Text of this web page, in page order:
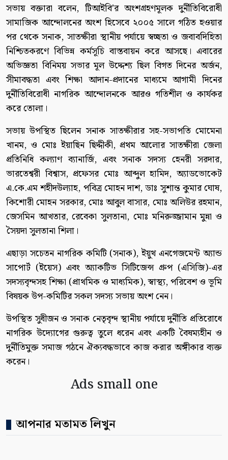
সভায় বক্তারা বলেন, টিআইবি’র অংশগ্রহণমূলক দুর্নীতিবিরোধী
সামাজিক আন্দোলনের অংশ হিসেবে ২০০৫ সালে গঠিত হওয়ার
পর থেকে সনাক, সাতক্ষীরা স্থানীয় পর্যায়ে স্বচ্ছতা ও জবাবদিহিতা
নিশ্চিতকরণে বিভিন্ন কর্মসূচি বাস্তবায়ন করে আসছে। এবারের
অভিজ্ঞতা বিনিময় সভার মূল উদ্দেশ্য ছিল বিগত দিনের অর্জন,
সীমাবদ্ধতা এবং শিক্ষা আদান-প্রদানের মাধ্যমে আগামী দিনের
দুর্নীতিবিরোধী নাগরিক আন্দোলনকে আরও গতিশীল ও কার্যকর
করে তোলা।
সভায় উপস্থিত ছিলেন সনাক সাতক্ষীরার সহ-সভাপতি মোমেনা
খানম, ও মোঃ ইয়াছিন ছিদ্দীকী, প্রথম আলোর সাতক্ষীরা জেলা
প্রতিনিধি কল্যাণ ব্যানার্জি, এবং সনাক সদস্য হেনরী সরদার,
ভারতেশ্বরী বিশ্বাস, প্রফেসর মোঃ আব্দুল হামিদ, অ্যাডভোকেট
এ.কে.এম শহীদউল্যাহ, পবিত্র মোহন দাশ, ডাঃ সুশান্ত কুমার ঘোষ,
কিশোরী মোহন সরকার, মোঃ আবুল বাসার, মোঃ অলিউর রহমান,
জেসমিন আখতার, রেবেকা সুলতানা, মোঃ মনিরুজ্জামান মুন্না ও
সৈয়দা সুলতানা শিলা।
এছাড়া সচেতন নাগরিক কমিটি (সনাক), ইয়ুথ এনগেজমেন্ট অ্যান্ড
সাপোর্ট (ইয়েস) এবং অ্যাকটিভ সিটিজেন্স গ্রুপ (এসিজি)-এর
সদস্যবৃন্দসহ শিক্ষা (প্রাথমিক ও মাধ্যমিক), স্বাস্থ্য, পরিবেশ ও ভূমি
বিষয়ক উপ-কমিটির সকল সদস্য সভায় অংশ নেন।
উপস্থিত সুধীজন ও সনাক নেতৃবৃন্দ স্থানীয় পর্যায়ে দুর্নীতি প্রতিরোধে
নাগরিক উদ্যোগের গুরুত্ব তুলে ধরেন এবং একটি বৈষম্যহীন ও
দুর্নীতিমুক্ত সমাজ গঠনে ঐক্যবদ্ধভাবে কাজ করার অঙ্গীকার ব্যক্ত
করেন।
Ads small one
আপনার মতামত লিখুন